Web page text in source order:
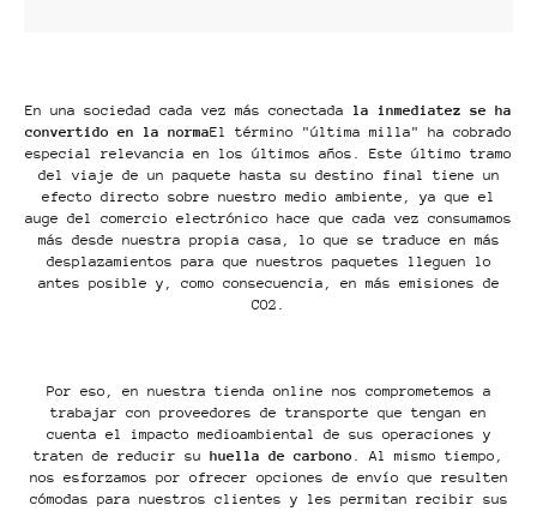
En una sociedad cada vez más conectada la inmediatez se ha
convertido en la normaEl término "última milla" ha cobrado
especial relevancia en los últimos años. Este último tramo
del viaje de un paquete hasta su destino final tiene un
efecto directo sobre nuestro medio ambiente, ya que el
auge del comercio electrónico hace que cada vez consumamos
más desde nuestra propia casa, lo que se traduce en más
desplazamientos para que nuestros paquetes lleguen lo
antes posible y, como consecuencia, en más emisiones de
CO2.
Por eso, en nuestra tienda online nos comprometemos a
trabajar con proveedores de transporte que tengan en
cuenta el impacto medioambiental de sus operaciones y
traten de reducir su huella de carbono . Al mismo tiempo,
nos esforzamos por ofrecer opciones de envío que resulten
cómodas para nuestros clientes y les permitan recibir sus